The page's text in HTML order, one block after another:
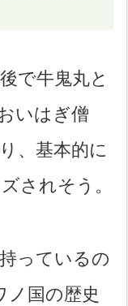
で牛鬼丸と
いはぎ僧
、基本的に
されそう。
っているの
ノ国の歴史